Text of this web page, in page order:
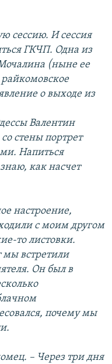
сессию. И сессия
ГКЧП. Одна из
(ныне ее
о выходе из
Валентин
стены портрет
Напиться
как насчет
настроение,
с моим другом
то листовки.
мы встретили
Он был в
почему мы
– Через три дня